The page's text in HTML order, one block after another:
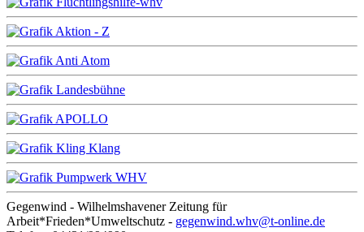
Gegenwind - Wilhelmshavener Zeitung für
Arbeit*Frieden*Umweltschutz - gegenwind.whv@t-online.de